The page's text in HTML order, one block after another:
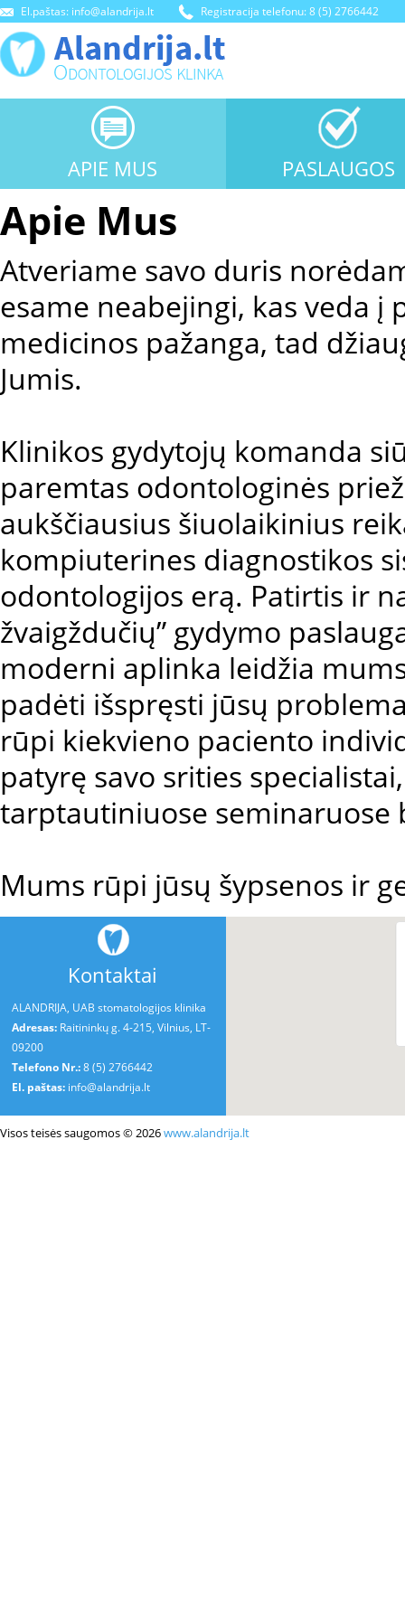
El.paštas: info@alandrija.lt Registracija telefonu: 8 (5) 2766442
APIE MUS PASLAUGOS
Apie Mus
Atveriame savo duris
esame neabejingi, kas veda
medicinos pažanga, tad
Jumis.
Klinikos gydytojų komanda
paremtas odontologinės
aukščiausius šiuolaikinius
kompiuterines diagnostikos
odontologijos erą. Patirtis ir
žvaigždučių” gydymo
moderni aplinka leidžia
padėti išspręsti jūsų
rūpi kiekvieno paciento
patyrę savo srities
tarptautiniuose seminaruose
Mums rūpi jūsų šypsenos ir
Kontaktai
ALANDRIJA, UAB stomatologijos klinika
Adresas: Raitininkų g. 4-215, Vilnius, LT-
09200
Telefono Nr.:8 (5) 2766442
El. paštas: info@alandrija.lt
Visos teisės saugomos © 2026www.alandrija.lt